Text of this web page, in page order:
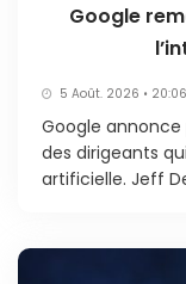
Google
5 Août. 2026 • 20:06
Google
des dirigeants
artificielle. Jeff